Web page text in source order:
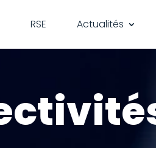
RSE Actualités